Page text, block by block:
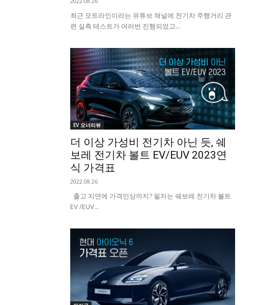
최근 모트라인이라는 유튜브 채널에 전기차 주행거리 관
련 실측 테스트가 여러번 진행되었고...
EV 오너리뷰
더 이상 가성비 전기차 아닌 듯, 쉐
보레 전기차 볼트 EV/EUV 2023연
식 가격표
2022.08.26
출고 지연에 가격인상까지? 필자는 쉐보레 전기차 볼트
EV /EUV...